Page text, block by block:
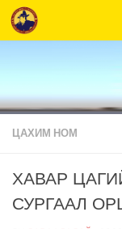
Skip to content
ЦАХИМ НОМ
ХАВАР
СУРГААЛ